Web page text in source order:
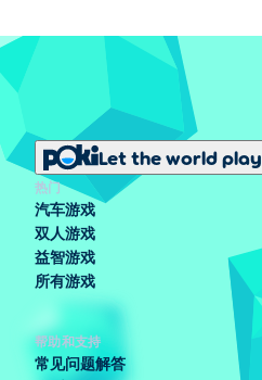
Let the world play
热门
汽车游戏
双人游戏
益智游戏
所有游戏
帮助和支持
常见问题解答